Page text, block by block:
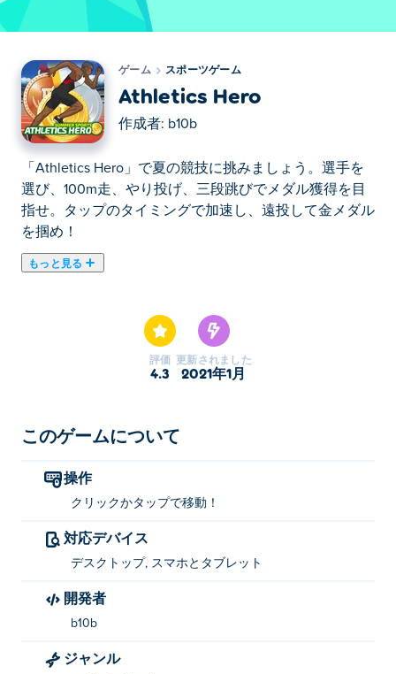
ゲーム スポーツゲーム
Athletics Hero
作成者: b10b
「Athletics Hero」で夏の競技に挑みましょう。選手を
選び、100m走、やり投げ、三段跳びでメダル獲得を目
指せ。タップのタイミングで加速し、遠投して金メダル
を掴め！
もっと見る
評価
4.3
更新されました
2021年1月
このゲームについて
操作
クリックかタップで移動！
対応デバイス
デスクトップ, スマホとタブレット
開発者
b10b
ジャンル